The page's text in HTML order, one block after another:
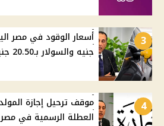
3
جنيه والسولار بـ20.50 جنيه
4
العطلة الرسمية في مصر